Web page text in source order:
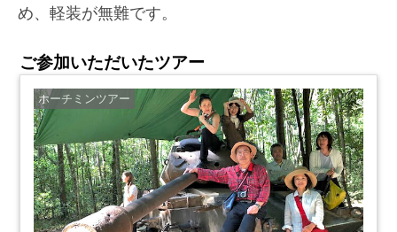
め、軽装が無難です。
ご参加いただいたツアー
ホーチミンツアー